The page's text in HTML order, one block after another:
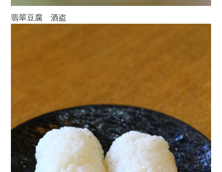
翡翠豆腐 酒盗